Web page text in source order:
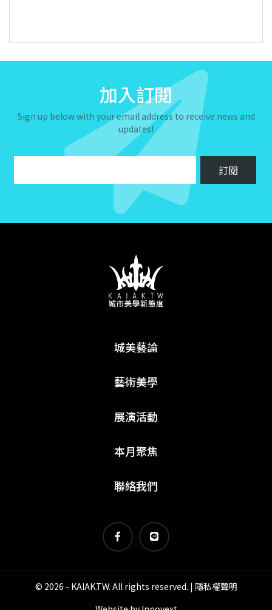
加入訂閱
Sign up below with your email address to receive news and
updates!
城美藝論
藝術美學
展演活動
本月聚焦
聯絡我們
© 2026 - KAIAK.TW. All rights reserved. | 隱私權聲明